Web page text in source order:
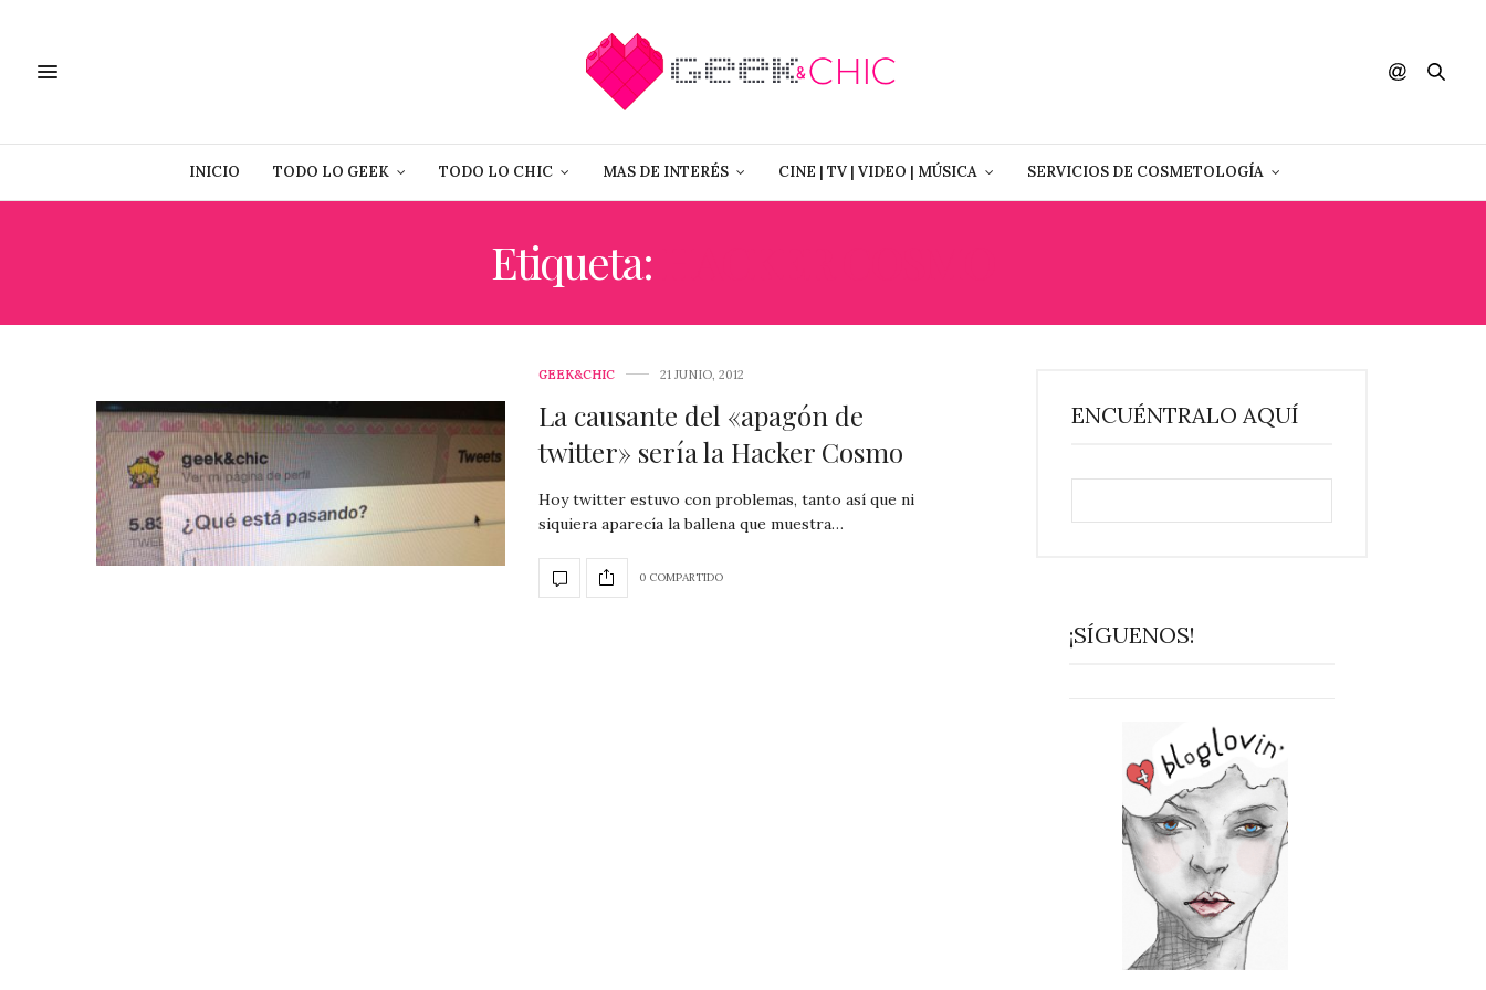
INICIO TODO LO GEEK TODO LO CHIC MAS DE INTERÉS CINE | TV | VIDEO | MÚSICA SERVICIOS DE COSMETOLOGÍA
Etiqueta:
GEEK&CHIC 21 JUNIO, 2012
La causante del «apagón de
twitter» sería la Hacker Cosmo
Hoy twitter estuvo con problemas, tanto así que ni
siquiera aparecía la ballena que muestra…
0 COMPARTIDO
ENCUÉNTRALO AQUÍ
¡SÍGUENOS!